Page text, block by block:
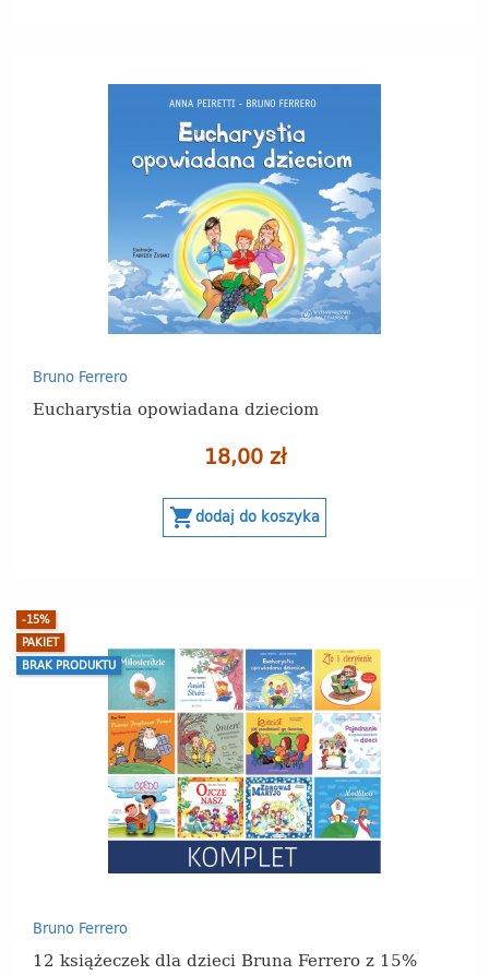
Bruno Ferrero
Eucharystia opowiadana dzieciom
18,00 zł
shopping_cartdodaj do koszyka
Bruno Ferrero
12 książeczek dla dzieci Bruna Ferrero z 15%
-15%
PAKIET
BRAK PRODUKTU